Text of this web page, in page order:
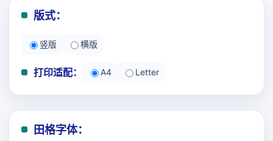
版式：
竖版 横版
打印适配： A4 Letter
田格字体：